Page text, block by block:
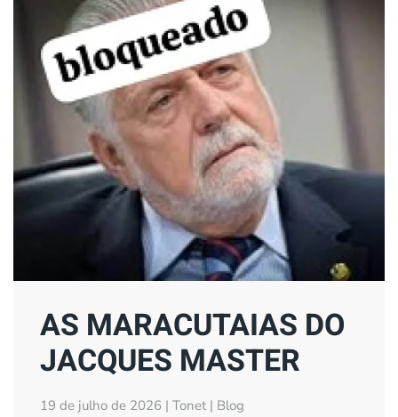
AS MARACUTAIAS DO
JACQUES MASTER
19 de julho de 2026 | Tonet | Blog